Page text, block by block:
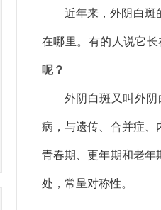
近年来，外阴白斑
在哪里。有的人说它
呢？
外阴白斑又叫外
病，与遗传、合并症、
青春期、更年期和老年
处，常呈对称性。